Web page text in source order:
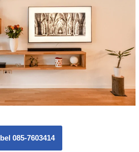
bel 085-7603414